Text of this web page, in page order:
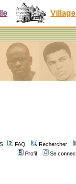
Village
FAQ
Rechercher
Profil
Se